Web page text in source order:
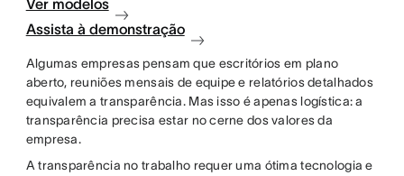
Ver modelos
Assista à demonstração
Algumas empresas pensam que escritórios em plano
aberto, reuniões mensais de equipe e relatórios detalhados
equivalem a transparência. Mas isso é apenas logística: a
transparência precisa estar no cerne dos valores da
empresa.
A transparência no trabalho requer uma ótima tecnologia e